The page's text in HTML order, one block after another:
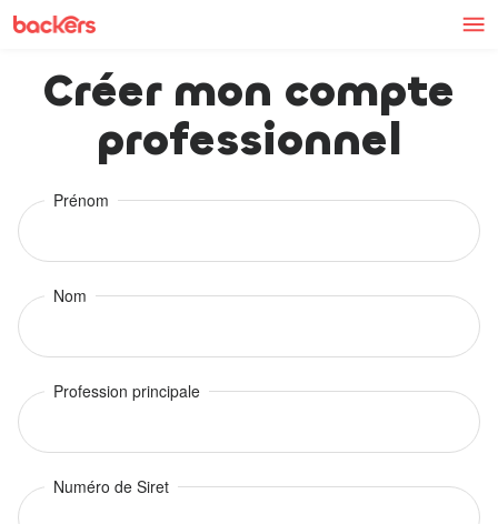
Skip to content
Créer mon compte
professionnel
Prénom
Nom
Profession principale
Numéro de Siret